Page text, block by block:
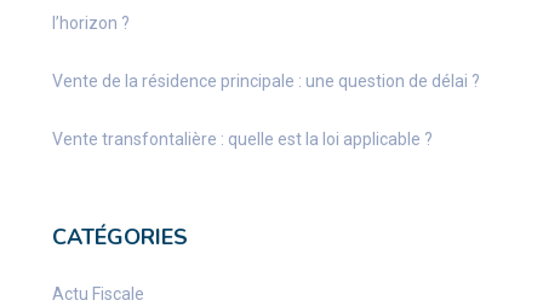
l’horizon ?
Vente de la résidence principale : une question de délai ?
Vente transfontalière : quelle est la loi applicable ?
CATÉGORIES
Actu Fiscale